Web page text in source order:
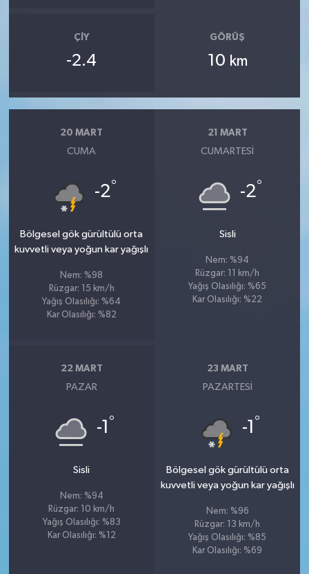
ÇIY
-2.4
GÖRÜŞ
10 km
20 MART
CUMA
-2°
Bölgesel gök gürültülü orta
kuvvetli veya yoğun kar yağışlı
Nem: %98
Rüzgar: 15 km/h
Yağış Olasılığı: %64
Kar Olasılığı: %82
21 MART
CUMARTESI
-2°
Sisli
Nem: %94
Rüzgar: 11 km/h
Yağış Olasılığı: %65
Kar Olasılığı: %22
22 MART
PAZAR
-1 °
Sisli
Nem: %94
Rüzgar: 10 km/h
Yağış Olasılığı: %83
Kar Olasılığı: %12
23 MART
PAZARTESI
-1 °
Bölgesel gök gürültülü orta
kuvvetli veya yoğun kar yağışlı
Nem: %96
Rüzgar: 13 km/h
Yağış Olasılığı: %85
Kar Olasılığı: %69